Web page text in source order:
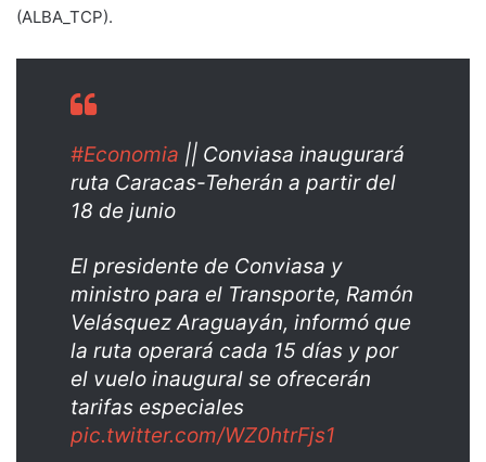
(ALBA_TCP).
#Economia || Conviasa inaugurará
ruta Caracas-Teherán a partir del
18 de junio
El presidente de Conviasa y
ministro para el Transporte, Ramón
Velásquez Araguayán, informó que
la ruta operará cada 15 días y por
el vuelo inaugural se ofrecerán
tarifas especiales
pic.twitter.com/WZ0htrFjs1